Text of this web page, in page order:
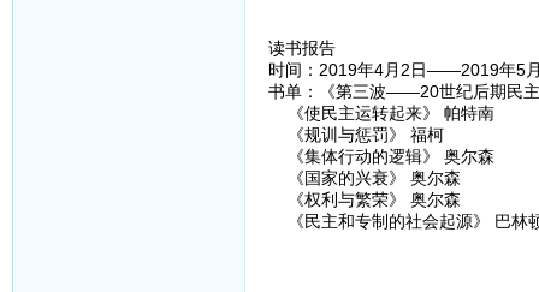
读书报告
时间：2019年4月2日——2019年5
书单：《第三波——20世纪后期民
《使民主运转起来》 帕特南
《规训与惩罚》 福柯
《集体行动的逻辑》 奥尔森
《国家的兴衰》 奥尔森
《权利与繁荣》 奥尔森
《民主和专制的社会起源》 巴林